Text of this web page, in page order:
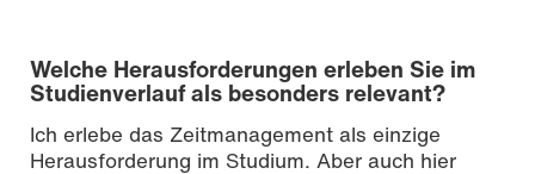
Welche Herausforderungen erleben Sie im
Studienverlauf als besonders relevant?
Ich erlebe das Zeitmanagement als einzige
Herausforderung im Studium. Aber auch hier